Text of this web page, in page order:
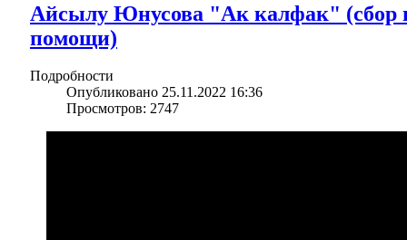
Айсылу Юнусова "Ак калфак" (сбор
помощи)
Подробности
Опубликовано 25.11.2022 16:36
Просмотров: 2747